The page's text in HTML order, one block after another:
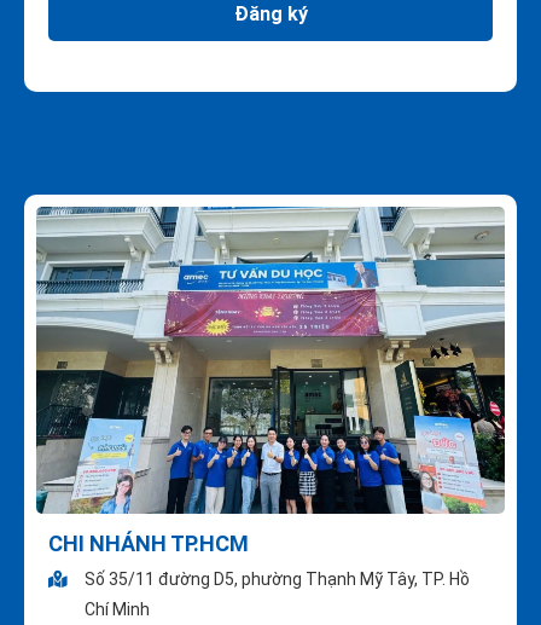
Đăng ký
CHI NHÁNH TP.HCM
Số 35/11 đường D5, phường Thạnh Mỹ Tây, TP. Hồ
Chí Minh